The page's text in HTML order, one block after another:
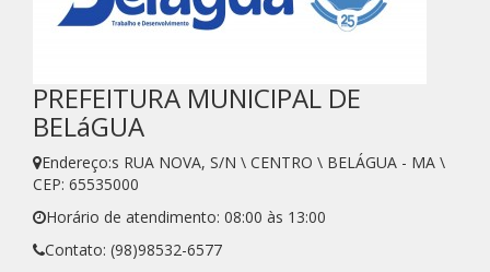
PREFEITURA MUNICIPAL DE
BELáGUA
Endereço:s RUA NOVA, S/N \ CENTRO \ BELÁGUA - MA \
CEP: 65535000
Horário de atendimento: 08:00 às 13:00
Contato: (98)98532-6577